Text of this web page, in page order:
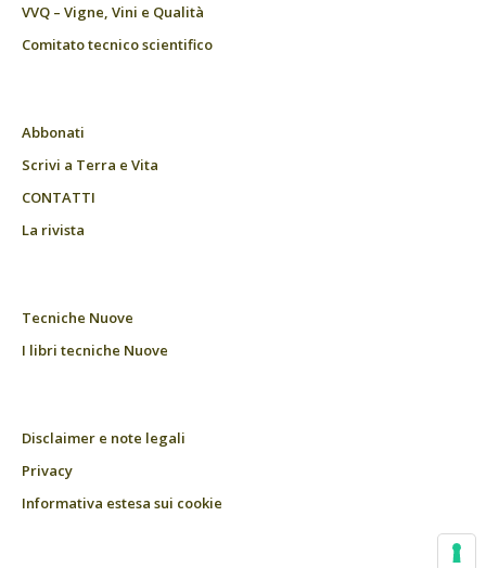
VVQ – Vigne, Vini e Qualità
Comitato tecnico scientifico
Abbonati
Scrivi a Terra e Vita
CONTATTI
La rivista
Tecniche Nuove
I libri tecniche Nuove
Disclaimer e note legali
Privacy
Informativa estesa sui cookie